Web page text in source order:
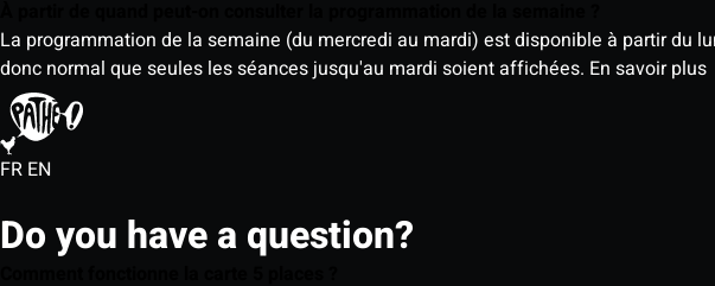
La programmation de la semaine (du mercredi au mardi) est disponible à partir du
donc normal que seules les séances jusqu'au mardi soient affichées. En savoir plus
FR EN
Do you have a question?